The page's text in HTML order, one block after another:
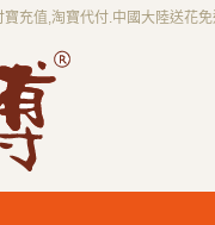
充值,淘寶代付.中國大陸送花